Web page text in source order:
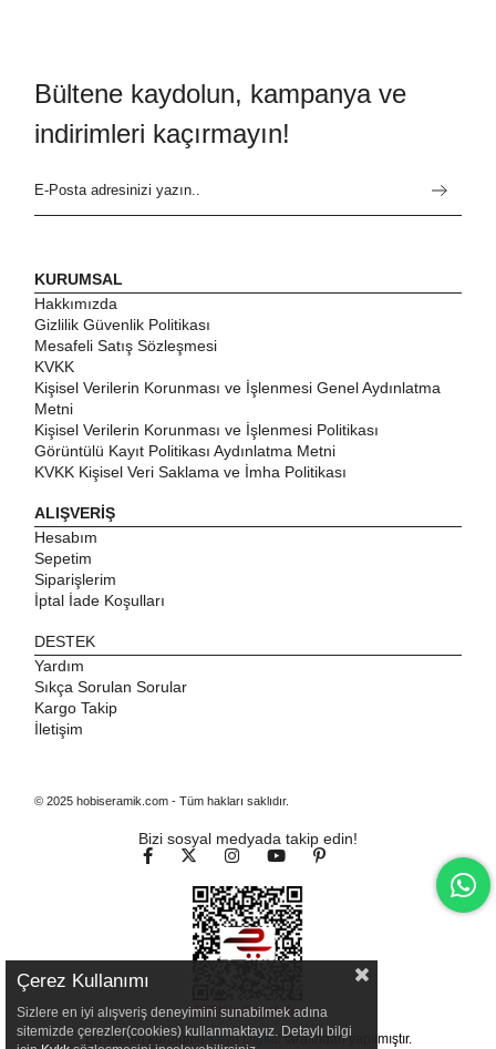
Bültene kaydolun, kampanya ve
indirimleri kaçırmayın!
KURUMSAL
Hakkımızda
Gizlilik Güvenlik Politikası
Mesafeli Satış Sözleşmesi
KVKK
Kişisel Verilerin Korunması ve İşlenmesi Genel Aydınlatma
Metni
Kişisel Verilerin Korunması ve İşlenmesi Politikası
Görüntülü Kayıt Politikası Aydınlatma Metni
KVKK Kişisel Veri Saklama ve İmha Politikası
ALIŞVERİŞ
Hesabım
Sepetim
Siparişlerim
İptal İade Koşulları
DESTEK
Yardım
Sıkça Sorulan Sorular
Kargo Takip
İletişim
© 2025 hobiseramik.com - Tüm hakları saklıdır.
Bizi sosyal medyada takip edin!
Bu sitenin kurulumuKeyo Digital tarafından yapılmıştır.
Çerez Kullanımı
Sizlere en iyi alışveriş deneyimini sunabilmek adına
sitemizde çerezler(cookies) kullanmaktayız. Detaylı bilgi